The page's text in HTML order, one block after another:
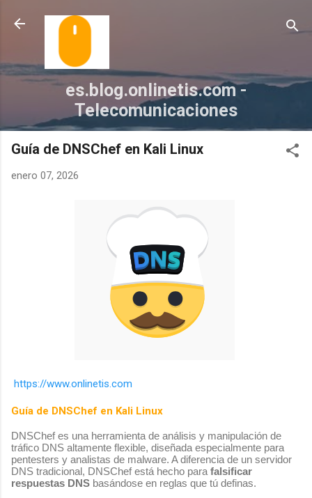
Ir al contenido principal
es.blog.onlinetis.com -
Telecomunicaciones
Guía de DNSChef en Kali Linux
enero 07, 2026
https://www.onlinetis.com
Guía de DNSChef en Kali Linux
DNSChef es una herramienta de análisis y manipulación de
tráfico DNS altamente flexible, diseñada especialmente para
pentesters y analistas de malware. A diferencia de un servidor
DNS tradicional, DNSChef está hecho para falsificar
respuestas DNS basándose en reglas que tú definas.